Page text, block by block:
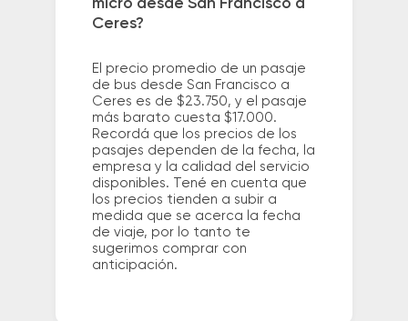
micro desde San Francisco a
Ceres?
El precio promedio de un pasaje
de bus desde San Francisco a
Ceres es de $23.750, y el pasaje
más barato cuesta $17.000.
Recordá que los precios de los
pasajes dependen de la fecha, la
empresa y la calidad del servicio
disponibles. Tené en cuenta que
los precios tienden a subir a
medida que se acerca la fecha
de viaje, por lo tanto te
sugerimos comprar con
anticipación.